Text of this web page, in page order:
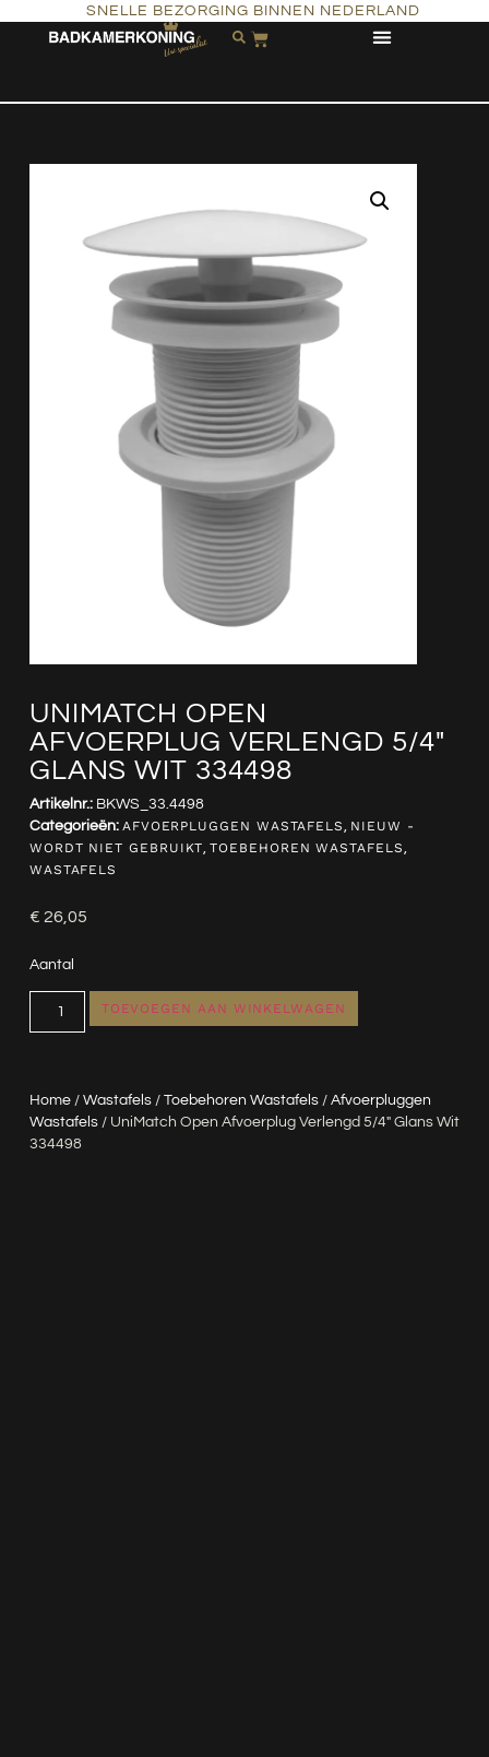
SNELLE BEZORGING BINNEN NEDERLAND
UNIMATCH OPEN
AFVOERPLUG VERLENGD 5/4″
GLANS WIT 334498
Home/ Wastafels/ Toebehoren Wastafels/ Afvoerpluggen
Wastafels/ UniMatch Open Afvoerplug Verlengd 5/4″ Glans Wit
334498
Artikelnr.: BKWS_33.4498
Categorieën: AFVOERPLUGGEN WASTAFELS
NIEUW -
WORDT NIET GEBRUIKT ,TOEBEHOREN WASTAFELS
WASTAFELS
€ 26,05
Aantal
TOEVOEGEN AAN WINKELWAGEN